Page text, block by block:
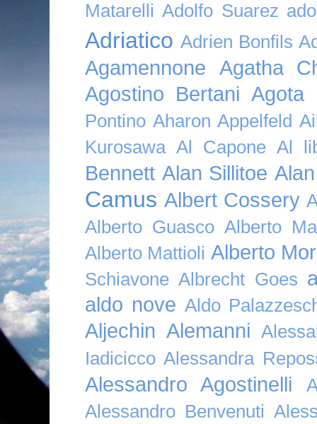
Matarelli Adolfo Suarez
Adriatico Adrien Bonfils
Agamennone
Agatha
Agostino Bertani Agota
Pontino Aharon Appelfeld
Kurosawa Al Capone Al
Bennett Alan Sillitoe
Camus Albert Cossery
Alberto Guasco Alberto
Alberto Mattioli Alberto
Schiavone Albrecht Goes
aldo nove Aldo
Aljechin Alemanni
Iadicicco Alessandra
Alessandro Agostinelli
Alessandro Benvenuti